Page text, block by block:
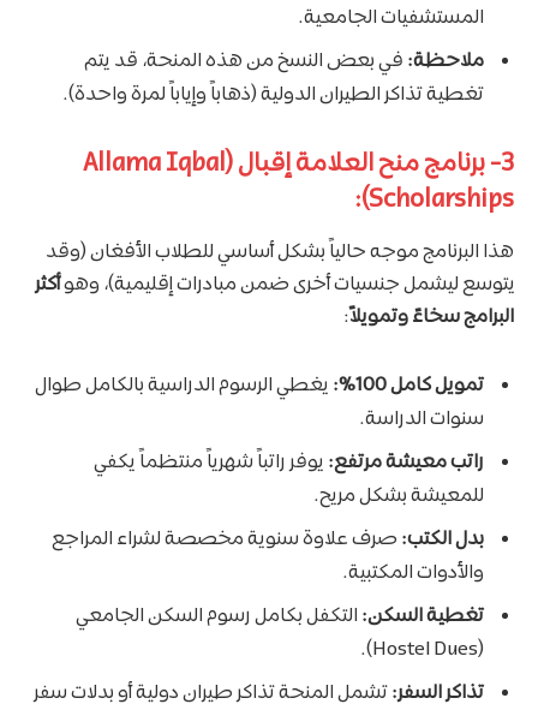
المستشفيات الجامعية.
ملاحظة: في بعض النسخ من هذه المنحة، قد يتم
تغطية تذاكر الطيران الدولية (ذهاباً وإياباً لمرة واحدة).
3- برنامج منح العلامة إقبال (Allama Iqbal
Scholarships):
هذا البرنامج موجه حالياً بشكل أساسي للطلاب الأفغان (وقد
يتوسع ليشمل جنسيات أخرى ضمن مبادرات إقليمية)، وهوأكثر
البرامج سخاءً وتمويلاً:
تمويل كامل 100%:
يغطي الرسوم الدراسية بالكامل طوال
سنوات الدراسة.
راتب معيشة مرتفع: يوفر راتباً شهرياً منتظماً يكفي
للمعيشة بشكل مريح.
بدل الكتب: صرف علاوة سنوية مخصصة لشراء المراجع
والأدوات المكتبية.
تغطية السكن: التكفل بكامل رسوم السكن الجامعي
(Hostel Dues).
تذاكر السفر:تشمل المنحة تذاكر طيران دولية أو بدلات سفر